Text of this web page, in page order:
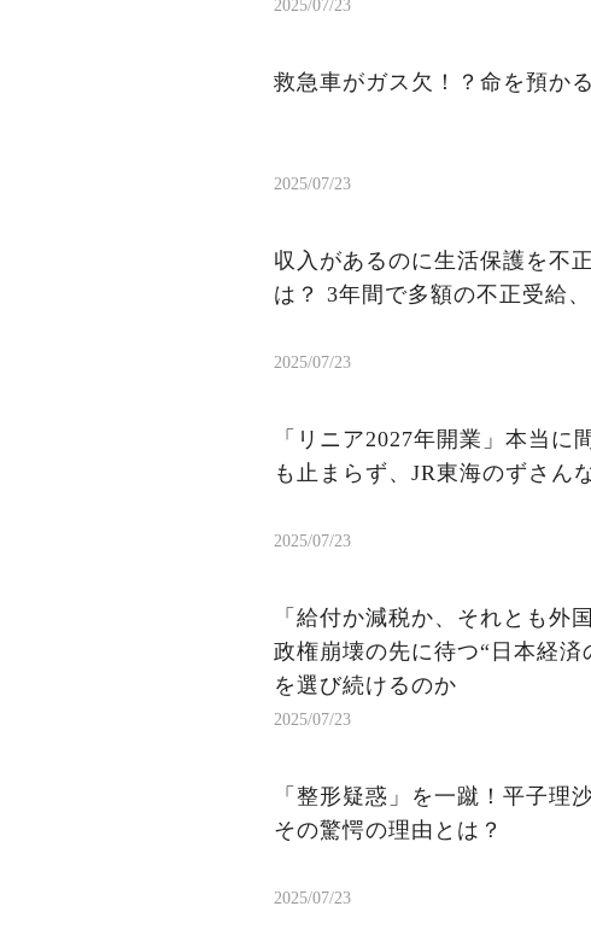
2025/07/23
救急車がガス欠！？命を預か
2025/07/23
収入があるのに生活保護を不
は？ 3年間で多額の不正受給
2025/07/23
「リニア2027年開業」本当
も止まらず、JR東海のずさん
2025/07/23
「給付か減税か、それとも
政権崩壊の先に待つ“日本経済
を選び続けるのか
2025/07/23
「整形疑惑」を一蹴！平子
その驚愕の理由とは？
2025/07/23